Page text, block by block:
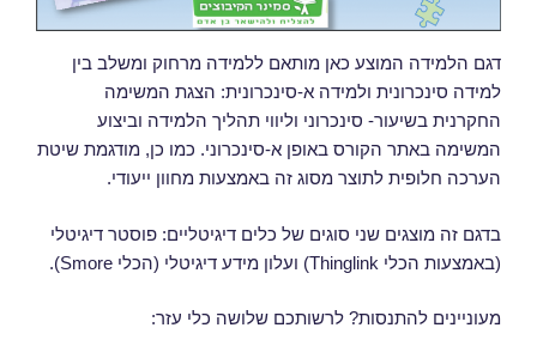
דגם הלמידה המוצע כאן מותאם ללמידה מרחוק ומשלב בין
למידה סינכרונית ולמידה א-סינכרונית: הצגת המשימה
החקרנית בשיעור- סינכרוני וליווי תהליך הלמידה וביצוע
המשימה באתר הקורס באופן א-סינכרוני. כמו כן, מודגמת שיטת
הערכה חלופית לתוצר מסוג זה באמצעות מחוון ייעודי.
בדגם זה מוצגים שני סוגים של כלים דיגיטליים: פוסטר דיגיטלי
(באמצעות הכלי Thinglink) ועלון מידע דיגיטלי (הכלי Smore).
מעוניינים להתנסות? לרשותכם שלושה כלי עזר: